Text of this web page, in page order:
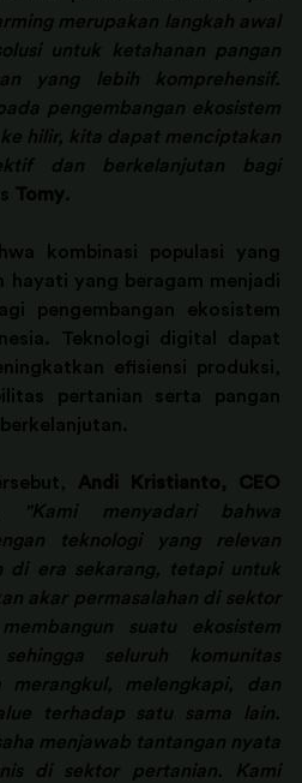
merupakan langkah awal
untuk ketahanan pangan
yang lebih komprehensif.
pengembangan ekosistem
hilir, kita dapat menciptakan
dan berkelanjutan bagi
Tomy.
kombinasi populasi yang
hayati yang beragam menjadi
pengembangan ekosistem
Teknologi digital dapat
efisiensi produksi,
pertanian serta pangan
Andi Kristianto, CEO
"Kami menyadari bahwa
teknologi yang relevan
di era sekarang, tetapi untuk
akar permasalahan di sektor
suatu ekosistem
seluruh komunitas
merangkul, melengkapi, dan
terhadap satu sama lain.
menjawab tantangan nyata
di sektor pertanian. Kami